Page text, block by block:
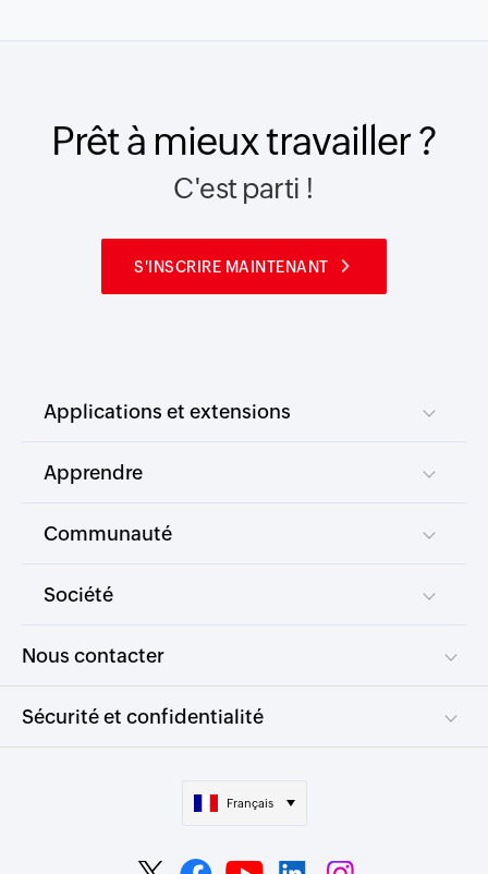
Prêt à mieux travailler ?
C'est parti !
S'INSCRIRE MAINTENANT
Applications et extensions
Apprendre
Communauté
Société
Nous contacter
Sécurité et confidentialité
Français